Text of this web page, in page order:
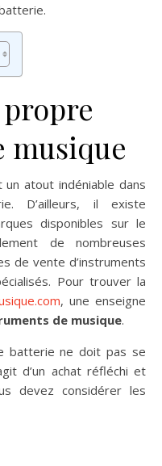
musique
atout indéniable dans
D’ailleurs, il existe
disponibles sur le
de nombreuses
de vente d’instruments
Pour trouver la
, une enseigne
de musique.
batterie ne doit pas se
d’un achat réfléchi et
devez considérer les